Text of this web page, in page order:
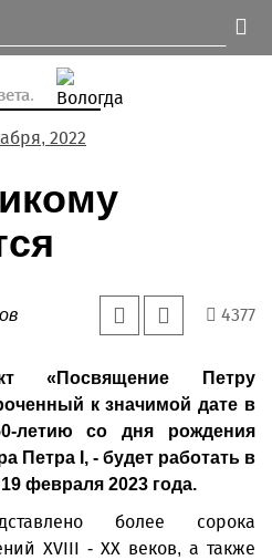
2022
4377
«Посвящение Петру
к значимой дате в
летию со дня рождения
Петра I, - будет работать в
февраля 2023 года.
более сорока
XVIII - XX веков, а также